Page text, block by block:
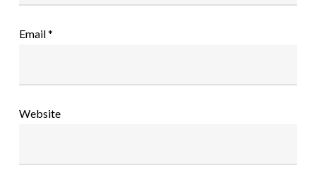
Email*
Website